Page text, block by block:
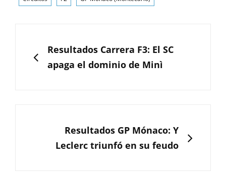
entradas
ANTERIOR
Resultados Carrera F3: El SC
apaga el dominio de Minì
SIGUIENTEResultados GP Mónaco: Y
Leclerc triunfó en su feudo